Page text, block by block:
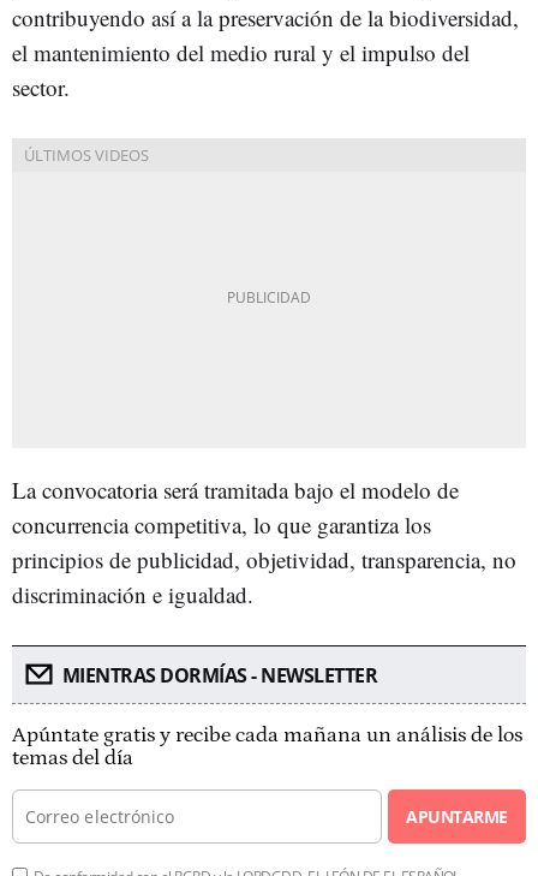
contribuyendo así a la preservación de la biodiversidad,
el mantenimiento del medio rural y el impulso del
sector.
La convocatoria será tramitada bajo el modelo de
concurrencia competitiva, lo que garantiza los
principios de publicidad, objetividad, transparencia, no
discriminación e igualdad.
MIENTRAS DORMÍAS - NEWSLETTER
Apúntate gratis y recibe cada mañana un análisis de los
temas del día
APUNTARME